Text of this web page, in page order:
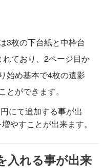
3枚の下台紙と中枠台
れており、2ページ目か
始め基本で4枚の遺影
とができます。
にて追加する事が出
やすことが出来ます。
入れる事が出来